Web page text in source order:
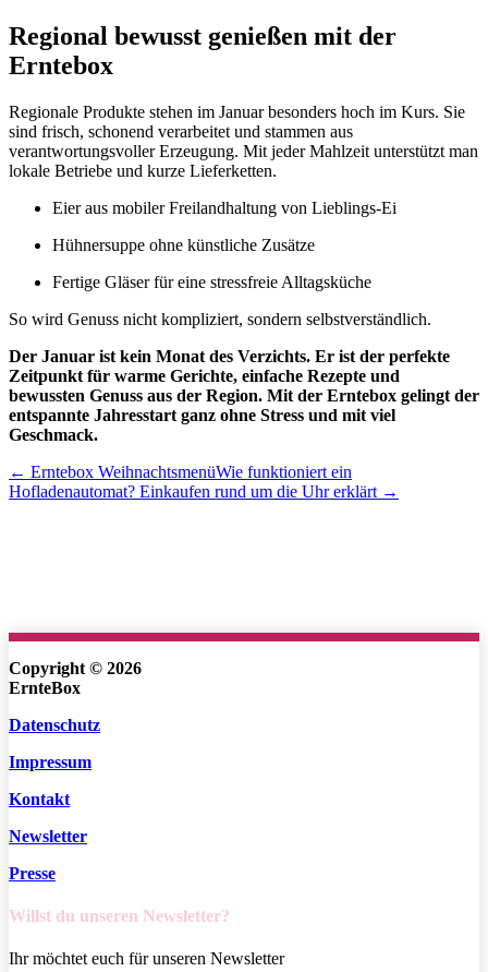
Regional bewusst genießen mit der
Erntebox
Regionale Produkte stehen im Januar besonders hoch im Kurs. Sie
sind frisch, schonend verarbeitet und stammen aus
verantwortungsvoller Erzeugung. Mit jeder Mahlzeit unterstützt man
lokale Betriebe und kurze Lieferketten.
Eier aus mobiler Freilandhaltung von Lieblings-Ei
Hühnersuppe ohne künstliche Zusätze
Fertige Gläser für eine stressfreie Alltagsküche
So wird Genuss nicht kompliziert, sondern selbstverständlich.
Der Januar ist kein Monat des Verzichts. Er ist der perfekte
Zeitpunkt für warme Gerichte, einfache Rezepte und
bewussten Genuss aus der Region. Mit der Erntebox gelingt der
entspannte Jahresstart ganz ohne Stress und mit viel
Geschmack.
← Erntebox WeihnachtsmenüWie funktioniert ein
Hofladenautomat? Einkaufen rund um die Uhr erklärt →
Copyright © 2026
ErnteBox
Datenschutz
Impressum
Kontakt
Newsletter
Presse
Willst du unseren Newsletter?
Ihr möchtet euch für unseren Newsletter